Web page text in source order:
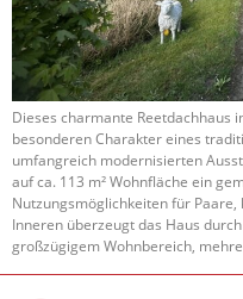
Dieses charmante Reetdachhaus
besonderen Charakter eines
umfangreich modernisierten
auf ca. 113 m² Wohnfläche ein
Nutzungsmöglichkeiten für
Inneren überzeugt das Haus
großzügigem Wohnbereich,